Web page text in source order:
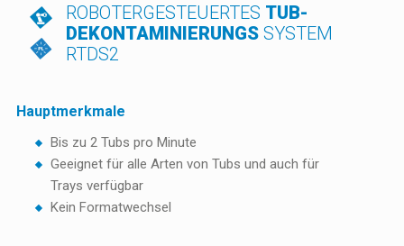
ROBOTERGESTEUERTES TUB-
DEKONTAMINIERUNGSSYSTEM
RTDS2
Hauptmerkmale
Bis zu 2 Tubs pro Minute
Geeignet für alle Arten von Tubs und auch für
Trays verfügbar
Kein Formatwechsel